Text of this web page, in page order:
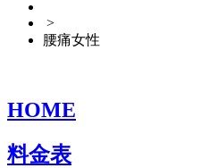
>
腰痛女性
HOME
料金表